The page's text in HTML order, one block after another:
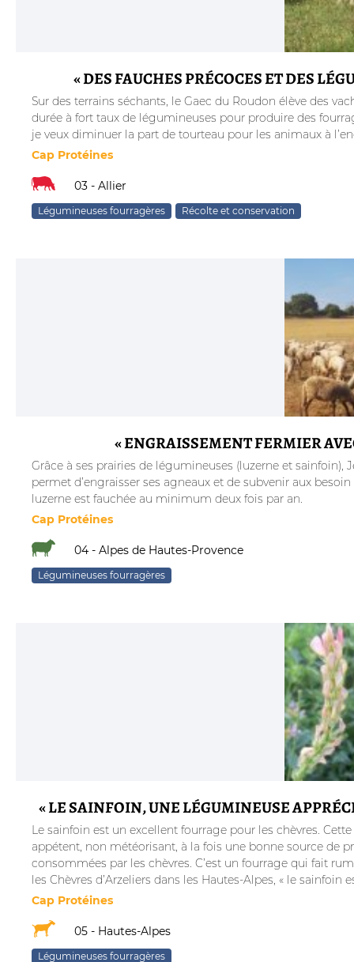
« DES FAUCHES PRÉCOCES ET DES
Sur des terrains séchants, le Gaec du Roudon élève des
durée à fort taux de légumineuses pour produire des
je veux diminuer la part de tourteau pour les animaux à
Cap Protéines
03 - Allier
Légumineuses fourragères Récolte et conservation
« ENGRAISSEMENT FERMIER
Grâce à ses prairies de légumineuses (luzerne et
permet d’engraisser ses agneaux et de subvenir aux
luzerne est fauchée au minimum deux fois par an.
Cap Protéines
04 - Alpes de Hautes-Provence
Légumineuses fourragères
« LE SAINFOIN, UNE LÉGUMINEUSE
Le sainfoin est un excellent fourrage pour les chèvres.
appétent, non météorisant, à la fois une bonne source de
consommées par les chèvres. C’est un fourrage qui fait
les Chèvres d’Arzeliers dans les Hautes-Alpes, « le sainfoin
Cap Protéines
05 - Hautes-Alpes
Légumineuses fourragères